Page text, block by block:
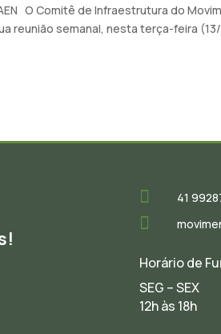
O Comitê de Infraestrutura do
reunião semanal, nesta terça-feira
 41

Horário de
SEG – SEX
12h às 18h